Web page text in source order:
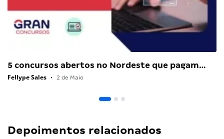
5 concursos abertos no Nordeste que pagam…
Fellype Sales • 2 de Maio
Depoimentos relacionados